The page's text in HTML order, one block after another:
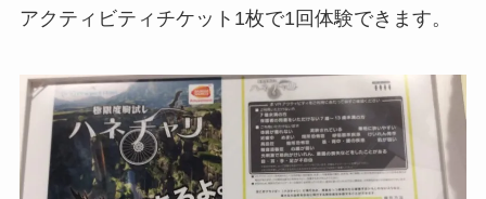
アクティビティチケット1枚で1回体験できます。